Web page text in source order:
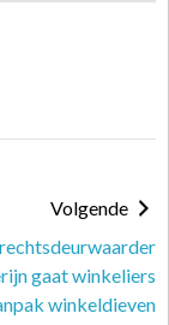
Volgende
gaat winkeliers
winkeldieven